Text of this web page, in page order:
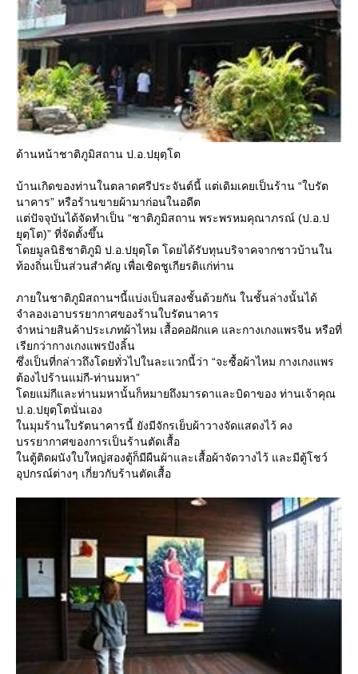
ด้านหน้าชาติภูมิสถาน ป.อ.ปยุตฺโต
บ้านเกิดของท่านในตลาดศรีประจันต์นี้ แต่เดิมเคยเป็นร้าน “ใบรัต
นาคาร” หรือร้านขายผ้ามาก่อนในอดีต
ต่ปัจจุบันได้จัดทำเป็น “ชาติภูมิสถาน พระพรหมคุณาภรณ์ (ป.อ.ป
ุตฺโต)” ที่จัดตั้งขึ้น
ดยมูลนิธิชาติภูมิ ป.อ.ปยุตฺโต โดยได้รับทุนบริจาคจากชาวบ้านใน
ท้องถิ่นเป็นส่วนสำคัญ เพื่อเชิดชูเกียรติแก่ท่าน
ภายในชาติภูมิสถานฯนี้แบ่งเป็นสองชั้นด้วยกัน ในชั้นล่างนั้นได้
จำลองเอาบรรยากาศของร้านใบรัตนาคาร
จำหน่ายสินค้าประเภทผ้าไหม เสื้อคอฝักแค และกางเกงแพรจีน หรือที่
เรียกว่ากางเกงแพรปังลิ้น
ซึ่งเป็นที่กล่าวถึงโดยทั่วไปในละแวกนี้ว่า “จะซื้อผ้าไหม กางเกงแพร
ต้องไปร้านแม่กี-ท่านมหา”
ดยแม่กีและท่านมหานั้นก็หมายถึงมารดาและบิดาของ ท่านเจ้าคุณ
ป.อ.ปยุตฺโตนั่นเอง
นมุมร้านใบรัตนาคารนี้ ยังมีจักรเย็บผ้าวางจัดแสดงไว้ คง
บรรยากาศของการเป็นร้านตัดเสื้อ
นตู้ติดผนังใบใหญ่สองตู้ก็มีผืนผ้าและเสื้อผ้าจัดวางไว้ และมีตู้โชว์
อุปกรณ์ต่างๆ เกี่ยวกับร้านตัดเสื้อ